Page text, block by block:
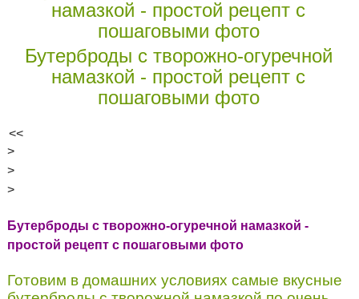
Бутерброды с творожно-огуречной
намазкой - простой рецепт с
пошаговыми фото
<<
>
>
>
Бутерброды с творожно-огуречной намазкой -
простой рецепт с пошаговыми фото
Готовим в домашних условиях самые вкусные